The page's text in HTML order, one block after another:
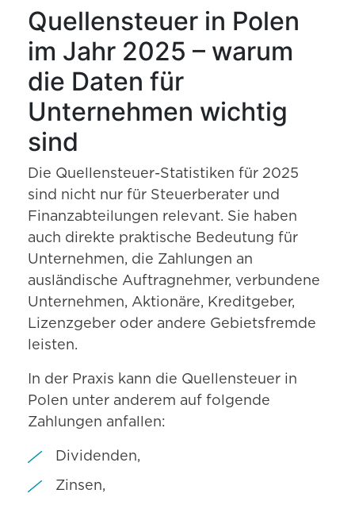
Quellensteuer in Polen
im Jahr 2025 – warum
die Daten für
Unternehmen wichtig
sind
Die Quellensteuer-Statistiken für 2025
sind nicht nur für Steuerberater und
Finanzabteilungen relevant. Sie haben
auch direkte praktische Bedeutung für
Unternehmen, die Zahlungen an
ausländische Auftragnehmer, verbundene
Unternehmen, Aktionäre, Kreditgeber,
Lizenzgeber oder andere Gebietsfremde
leisten.
In der Praxis kann die Quellensteuer in
Polen unter anderem auf folgende
Zahlungen anfallen:
Dividenden,
Zinsen,